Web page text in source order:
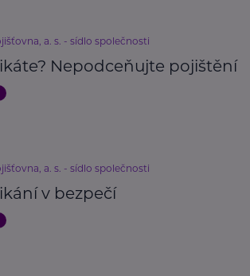
a. s. - sídlo společnosti
Nepodceňujte pojištění
a. s. - sídlo společnosti
v bezpečí